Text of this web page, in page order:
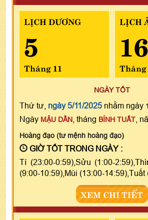
LỊCH DƯƠNG
5
Tháng 11
LỊCH
16
Tháng
NGÀY TỐT
Thứ tư, ngày 5/11/2025 nhằm ngày
Ngày MẬU DẦN , tháng BÍNH TUẤT ,
Hoàng đạo (tư mệnh hoàng đạo)
GIỜ TỐT TRONG NGÀY :
Tí (23:00-0:59),Sửu (1:00-
(9:00-10:59),Mùi (13:00-14:59),Tuất
XEM CHI TIẾT